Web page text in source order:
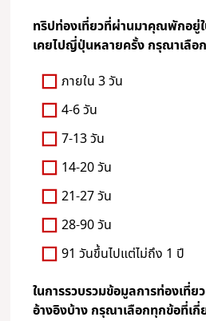
ทริปท่องเที่ยวที่ผ่านมาคุณพักอ
เคยไปญี่ปุ่นหลายครั้ง กรุณาเลือ
ภายใน 3 วัน
4-6 วัน
7-13 วัน
14-20 วัน
21-27 วัน
28-90 วัน
91 วันขึ้นไปแต่ไม่ถึง 1 ปี
ในการรวบรวมข้อมูลการท่องเที่ย
อ้างอิงบ้าง กรุณาเลือกทุกข้อที่เกี่